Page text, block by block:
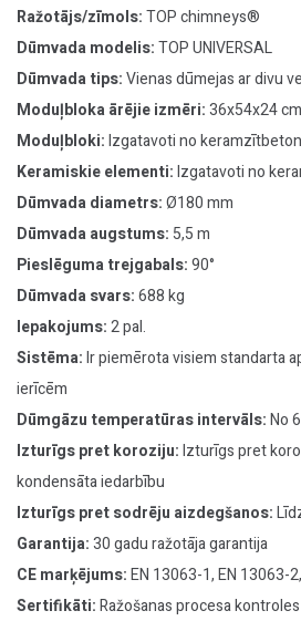
Ražotājs/zīmols:TOP chimneys®
Dūmvada modelis:TOP UNIVERSAL
Dūmvada tips:Vienas dūmejas ar divu
Moduļbloka ārējie izmēri:36x54x24 cm
Moduļbloki:Izgatavoti no
Keramiskie elementi:Izgatavoti no
Dūmvada diametrs:Ø180 mm
Dūmvada augstums: 5,5 m
Pieslēguma trejgabals:90°
Dūmvada svars:688 kg
Iepakojums:2 pal.
Sistēma:Ir piemērota visiem standarta
ierīcēm
Dūmgāzu temperatūras intervāls:No
Izturīgs pret koroziju:Izturīgs pret
kondensāta iedarbību
Izturīgs pret sodrēju aizdegšanos:
Garantija:30 gadu ražotāja garantija
CE marķējums:EN 13063-1, EN 13063-
Sertifikāti:Ražošanas procesa